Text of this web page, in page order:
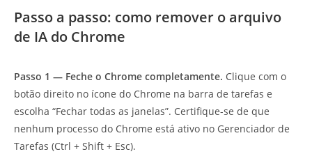
Passo a passo: como remover o arquivo
de IA do Chrome
Passo 1 — Feche o Chrome completamente. Clique com o
botão direito no ícone do Chrome na barra de tarefas e
escolha “Fechar todas as janelas”. Certifique-se de que
nenhum processo do Chrome está ativo no Gerenciador de
Tarefas (Ctrl + Shift + Esc).